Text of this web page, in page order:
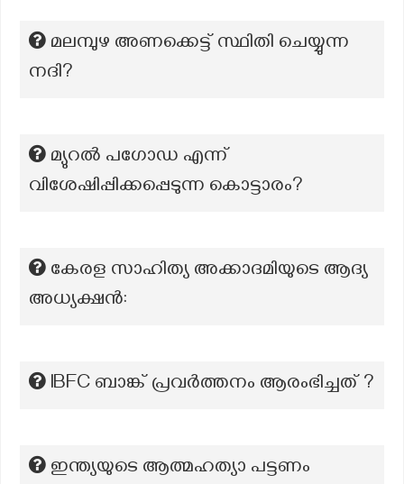
മലമ്പുഴ അണക്കെട്ട് സ്ഥിതി ചെയ്യുന്ന
നദി?
മ്യുറൽ പഗോഡ എന്ന്
വിശേഷിപ്പിക്കപ്പെടുന്ന കൊട്ടാരം?
കേരള സാഹിത്യ അക്കാദമിയുടെ ആദ്യ
അധ്യക്ഷൻ:
IBFC ബാങ്ക് പ്രവർത്തനം ആരംഭിച്ചത് ?
ഇന്ത്യയുടെ ആത്മഹത്യാ പട്ടണം